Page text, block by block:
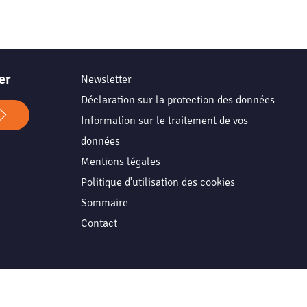
Newsletter
Déclaration sur la protection des données
Information sur le traitement de vos
données
Mentions légales
Politique d’utilisation des cookies
Sommaire
Contact